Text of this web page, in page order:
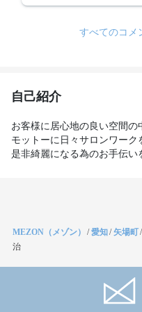
すべてのコメ
自己紹介
お客様に居心地の良い空間
モットーに日々サロンワーク
MEZON（メゾン） /愛知/矢場町/
治